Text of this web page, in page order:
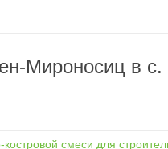
Мироносиц в с.